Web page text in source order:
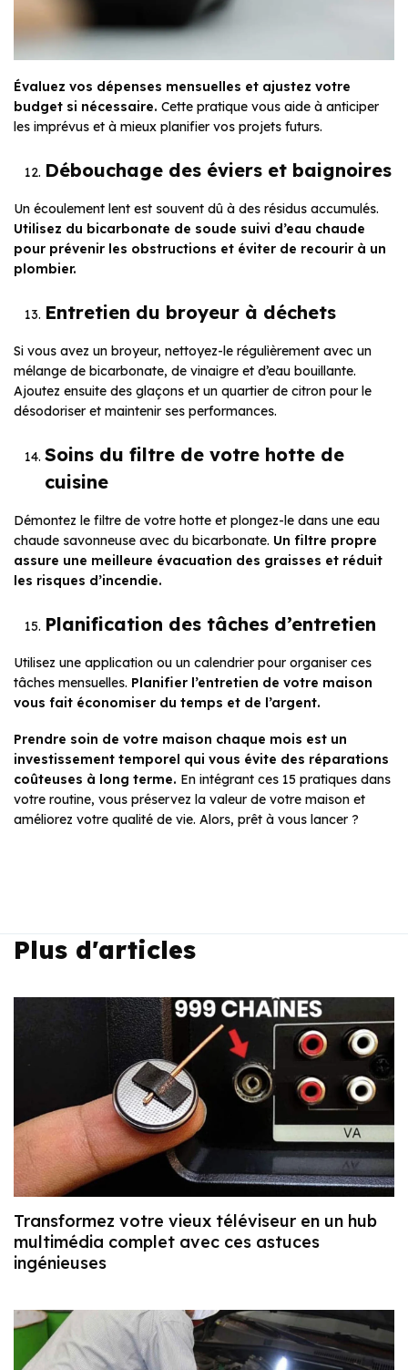
Évaluez vos dépenses mensuelles et ajustez votre
budget si nécessaire. Cette pratique vous aide à anticiper
les imprévus et à mieux planifier vos projets futurs.
Débouchage des éviers et baignoires
Un écoulement lent est souvent dû à des résidus accumulés.
Utilisez du bicarbonate de soude suivi d’eau chaude
pour prévenir les obstructions et éviter de recourir à un
plombier.
Entretien du broyeur à déchets
Si vous avez un broyeur, nettoyez-le régulièrement avec un
mélange de bicarbonate, de vinaigre et d’eau bouillante.
Ajoutez ensuite des glaçons et un quartier de citron pour le
désodoriser et maintenir ses performances.
Soins du filtre de votre hotte de
cuisine
Démontez le filtre de votre hotte et plongez-le dans une eau
chaude savonneuse avec du bicarbonate. Un filtre propre
assure une meilleure évacuation des graisses et réduit
les risques d’incendie.
Planification des tâches d’entretien
Utilisez une application ou un calendrier pour organiser ces
tâches mensuelles. Planifier l’entretien de votre maison
vous fait économiser du temps et de l’argent.
Prendre soin de votre maison chaque mois est un
investissement temporel qui vous évite des réparations
coûteuses à long terme. En intégrant ces 15 pratiques dans
votre routine, vous préservez la valeur de votre maison et
améliorez votre qualité de vie. Alors, prêt à vous lancer ?
Plus d'articles
Transformez votre vieux téléviseur en un hub
multimédia complet avec ces astuces
ingénieuses